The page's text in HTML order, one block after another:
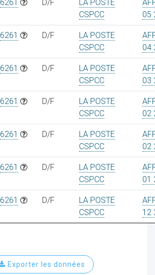
6261 D/F
LA POSTE
CSPCC
05
6261 D/F
LA POSTE
CSPCC
04
6261 D/F
LA POSTE
CSPCC
03
6261 D/F
LA POSTE
CSPCC
02
6261 D/F
LA POSTE
CSPCC
02
6261 D/F
LA POSTE
CSPCC
01
6261 D/F
LA POSTE
CSPCC
12
Exporter les données